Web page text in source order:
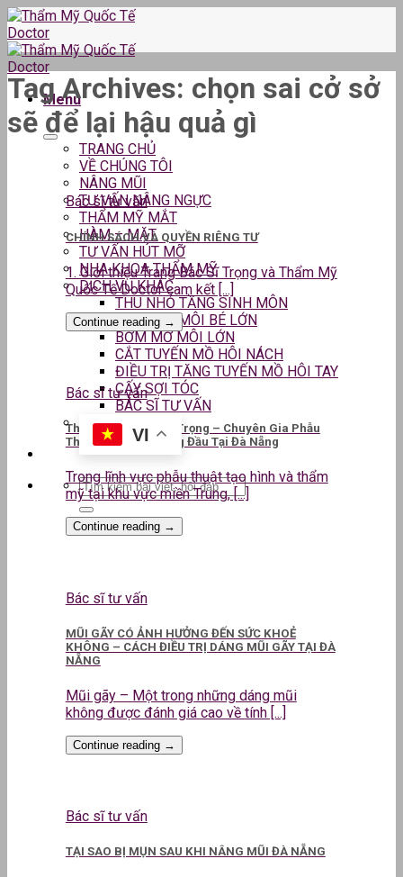
Skip
to
content
Menu
TRANG CHỦ
VỀ CHÚNG TÔI
NÂNG MŨI
TƯ VẤN NÂNG NGỰC
THẨM MỸ MẮT
HÀM – MẶT
TƯ VẤN HÚT MỠ
NHA KHOA THẨM MỸ
DỊCH VỤ KHÁC
THU NHỎ TẦNG SINH MÔN
THU GỌN MÔI BÉ LỚN
BƠM MỠ MÔI LỚN
CẮT TUYẾN MỒ HÔI NÁCH
ĐIỀU TRỊ TĂNG TUYẾN MỒ HÔI TAY
CẤY SỢI TÓC
BÁC SĨ TƯ VẤN
VI
Tag Archives: chọn sai cở sở
sẽ để lại hậu quả gì
Bác sĩ tư vấn
CHÍNH SÁCH VÀ QUYỀN RIÊNG TƯ
1. Giới thiệu Trang Bác Sĩ Trọng và Thẩm Mỹ
Quốc Tế Doctor cam kết [...]
Continue reading →
Bác sĩ tư vấn
ThS.BS CKII Lê Kim Trọng – Chuyên Gia Phẫu
Thuật Thẩm Mỹ Hàng Đầu Tại Đà Nẵng
Trong lĩnh vực phẫu thuật tạo hình và thẩm
mỹ tại khu vực miền Trung, [...]
Continue reading →
Bác sĩ tư vấn
MŨI GÃY CÓ ẢNH HƯỞNG ĐẾN SỨC KHOẺ
KHÔNG – CÁCH ĐIỀU TRỊ DÁNG MŨI GÃY TẠI ĐÀ
NẴNG
Mũi gãy – Một trong những dáng mũi
không được đánh giá cao về tính [...]
Continue reading →
Bác sĩ tư vấn
TẠI SAO BỊ MỤN SAU KHI NÂNG MŨI ĐÀ NẴNG